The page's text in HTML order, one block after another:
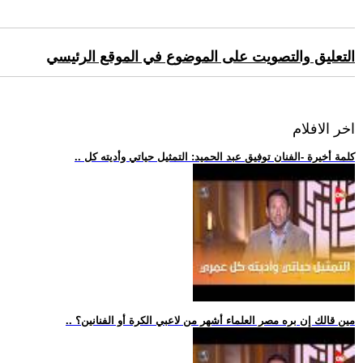
التعليق والتصويت على الموضوع في الموقع الرئيسي
اخر الافلام
.. كلمة أخيرة -الفنان توفيق عبد الحميد: التمثيل حياتي وأديته كل
.. مين قالك إن بره مصر العلماء أشهر من لاعبي الكرة أو الفنانين؟